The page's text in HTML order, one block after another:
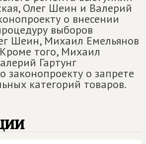
Олег Шеин и Валерий
о внесении
выборов
Шеин, Михаил Емельянов
того, Михаил
Гартунг
законопроекту о запрете
категорий товаров.